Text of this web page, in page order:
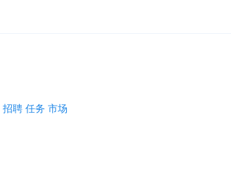
招聘 任务 市场